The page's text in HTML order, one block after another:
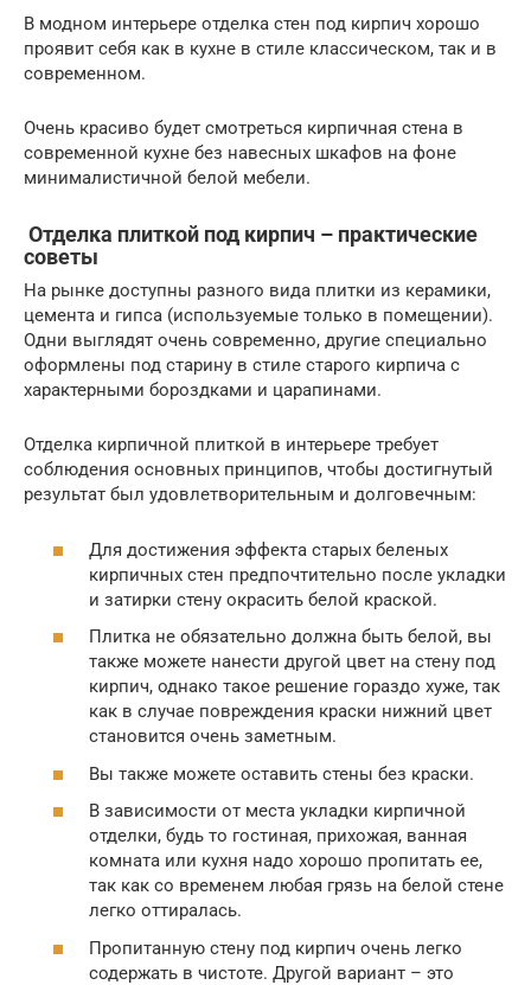
В модном интерьере отделка стен под кирпич хорошо
проявит себя как в кухне в стиле классическом, так и в
современном.
Очень красиво будет смотреться кирпичная стена в
современной кухне без навесных шкафов на фоне
минималистичной белой мебели.
Отделка плиткой под кирпич – практические
советы
На рынке доступны разного вида плитки из керамики,
цемента и гипса (используемые только в помещении).
Одни выглядят очень современно, другие специально
оформлены под старину в стиле старого кирпича с
характерными бороздками и царапинами.
Отделка кирпичной плиткой в интерьере требует
соблюдения основных принципов, чтобы достигнутый
результат был удовлетворительным и долговечным:
Для достижения эффекта старых беленых
кирпичных стен предпочтительно после укладки
и затирки стену окрасить белой краской.
Плитка не обязательно должна быть белой, вы
также можете нанести другой цвет на стену под
кирпич, однако такое решение гораздо хуже, так
как в случае повреждения краски нижний цвет
становится очень заметным.
Вы также можете оставить стены без краски.
В зависимости от места укладки кирпичной
отделки, будь то гостиная, прихожая, ванная
комната или кухня надо хорошо пропитать ее,
так как со временем любая грязь на белой стене
легко оттиралась.
Пропитанную стену под кирпич очень легко
содержать в чистоте. Другой вариант – это